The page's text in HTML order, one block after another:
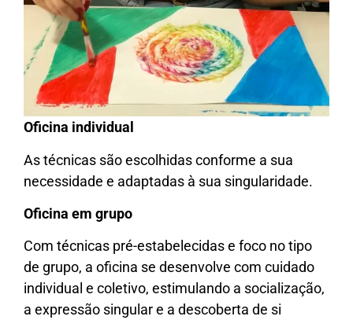
Oficina individual
As técnicas são escolhidas conforme a sua
necessidade e adaptadas à sua singularidade.
Oficina em grupo
Com técnicas pré-estabelecidas e foco no tipo
de grupo, a oficina se desenvolve com cuidado
individual e coletivo, estimulando a socialização,
a expressão singular e a descoberta de si